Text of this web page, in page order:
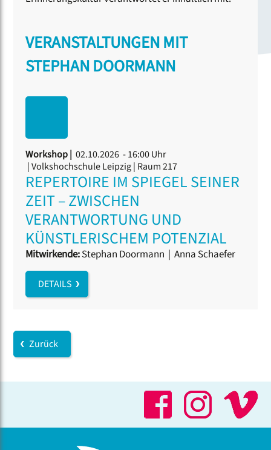
VERANSTALTUNGEN MIT
STEPHAN DOORMANN
Workshop | 02.10.2026 - 16:00 Uhr
| Volkshochschule Leipzig | Raum 217
REPERTOIRE IM SPIEGEL SEINER
ZEIT – ZWISCHEN
VERANTWORTUNG UND
KÜNSTLERISCHEM POTENZIAL
Mitwirkende:Stephan Doormann | Anna Schaefer
DETAILS
Zurück